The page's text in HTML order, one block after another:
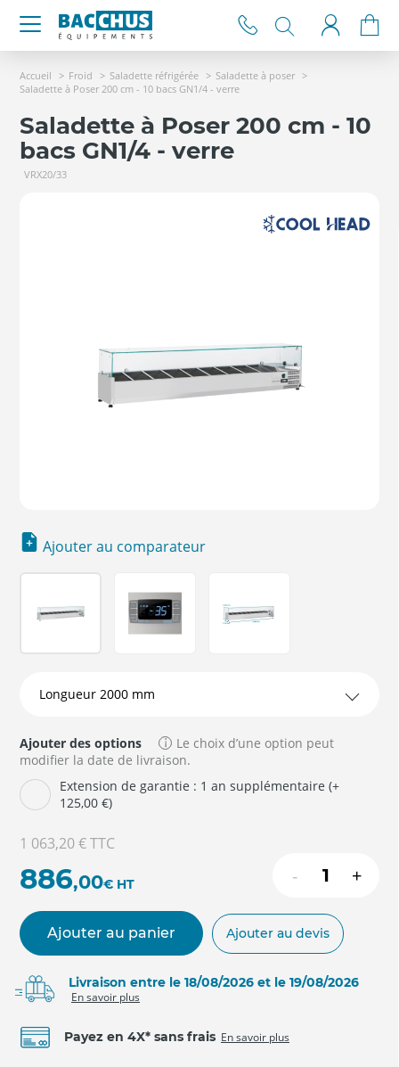
Accueil Froid Saladette réfrigérée
Saladette à poser
Saladette à Poser 200 cm - 10 bacs GN1/4 - verre
Saladette à Poser 200 cm - 10
bacs GN1/4 - verre
VRX20/33
Ajouter au comparateur
Ajouter des options
Le choix d’une option peut
modifier la date de livraison.
Extension de garantie : 1 an supplémentaire (+
125,00 €)
1 063,20 €TTC
886,00€ HT - +
Ajouter au panier Ajouter au devis
Livraison entre le 18/08/2026 et le 19/08/2026
En savoir plus
Payez en 4X* sans frais En savoir plus